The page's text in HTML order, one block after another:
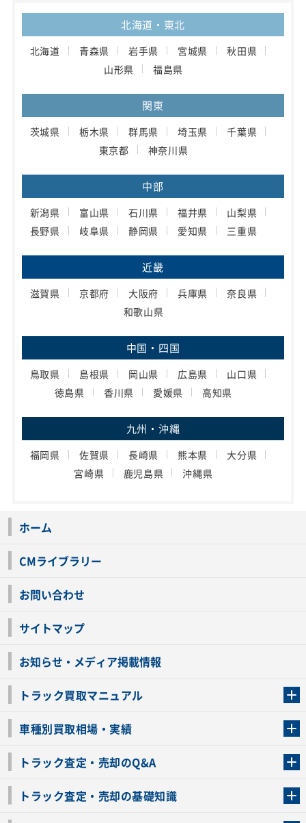
北海道・東北
北海道 青森県 岩手県 宮城県
秋田県
山形県
福島県
関東
茨城県 栃木県 群馬県 埼玉県
千葉県
東京都
神奈川県
中部
新潟県 富山県 石川県 福井県
山梨県
長野県
岐阜県 静岡県 愛知県 三重県
近畿
滋賀県 京都府 大阪府 兵庫県
奈良県
和歌山県
中国・四国
鳥取県 島根県 岡山県 広島県
山口県
徳島県
香川県 愛媛県 高知県
九州・沖縄
福岡県 佐賀県 長崎県 熊本県
大分県
宮崎県
鹿児島県 沖縄県
ホーム
CMライブラリー
お問い合わせ
サイトマップ
お知らせ・メディア掲載情報
トラック買取マニュアル
車種別買取相場・実績
トラック査定・売却のQ&A
トラック査定・売却の基礎知識